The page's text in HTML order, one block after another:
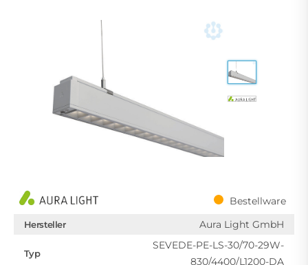
Bestellware
Hersteller Aura Light GmbH
Typ
SEVEDE-PE-LS-30/70-29W-
830/4400/L1200-DA